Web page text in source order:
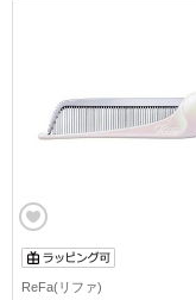
ReFa(リファ)